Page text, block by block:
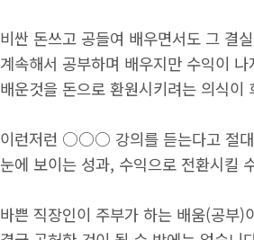
비싼 돈쓰고 공들여 배우면서도 그 결
계속해서 공부하며 배우지만 수익이
배운것을 돈으로 환원시키려는 의식이
이런저런 ○○○ 강의를 듣는다고 절대
눈에 보이는 성과, 수익으로 전환시킬
바쁜 직장인이 주부가 하는 배움(공부)